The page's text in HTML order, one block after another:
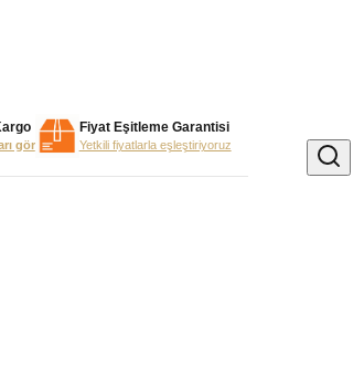
gör
Fiyat Eşitleme Garantisi
Yetkili fiyatlarla eşleştiriyoruz